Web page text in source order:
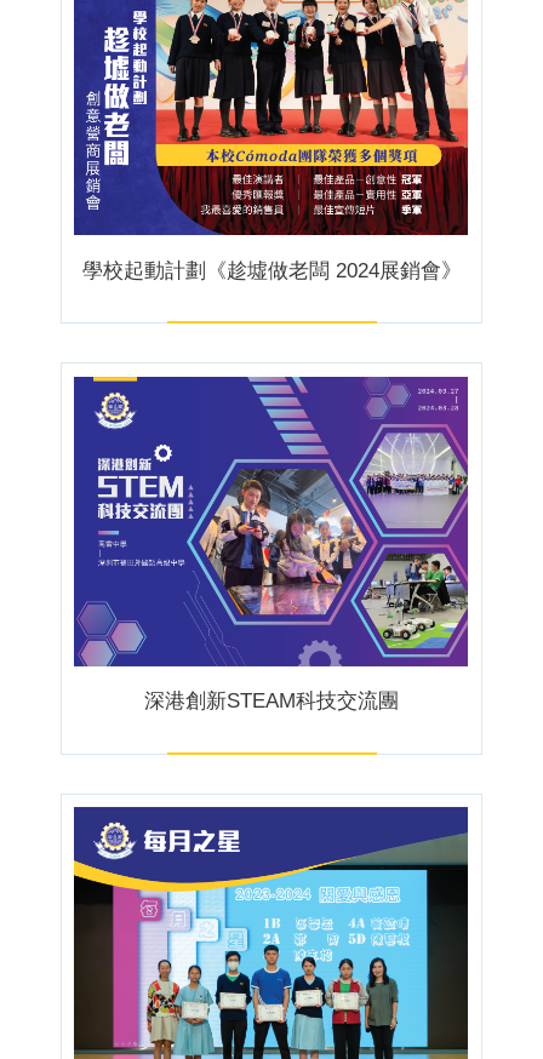
學校起動計劃《趁墟做老闆 2024展銷會》
深港創新STEAM科技交流團